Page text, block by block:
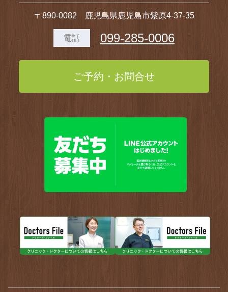
〒890-0082 鹿児島県鹿児島市紫原4-37-35
電話 099-285-0006
ご予約・お問合せ